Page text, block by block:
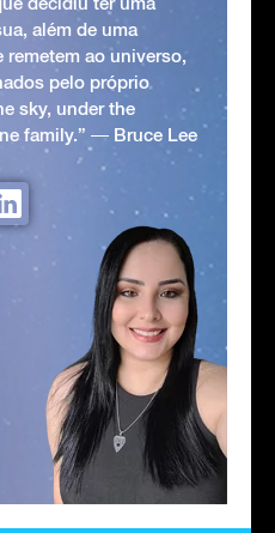
além de uma
ao universo,
pelo próprio
sky, under the
family.” ― Bruce Lee